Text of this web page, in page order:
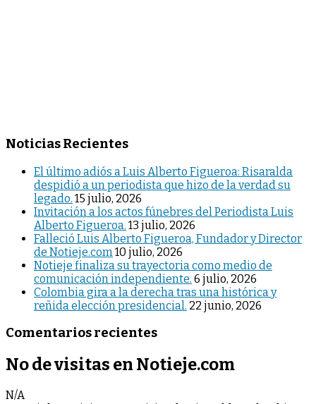
Noticias Recientes
El último adiós a Luis Alberto Figueroa: Risaralda
despidió a un periodista que hizo de la verdad su
legado. 15 julio, 2026
Invitación a los actos fúnebres del Periodista Luis
Alberto Figueroa. 13 julio, 2026
Falleció Luis Alberto Figueroa, Fundador y Director
de Notieje.com 10 julio, 2026
Notieje finaliza su trayectoria como medio de
comunicación independiente. 6 julio, 2026
Colombia gira a la derecha tras una histórica y
reñida elección presidencial. 22 junio, 2026
Comentarios recientes
No de visitas en Notieje.com
N/A